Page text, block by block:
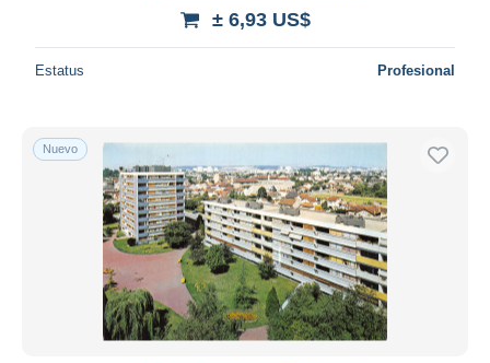
Cerrando dentro
Precio
Sólo con descuento
Envío gratis
Métodos de pago
PayPal
Transferencia bancaria
Visa
Mastercard
± 6,93 US$
Estatus Profesional
Nuevo